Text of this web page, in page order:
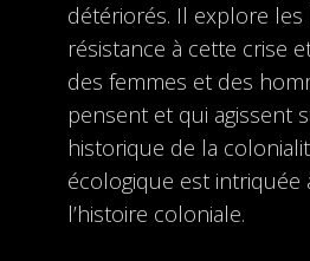
détériorés. Il explore les
résistance à cette crise
des femmes et des
pensent et qui agissent
historique de la
écologique est intriquée
l’histoire coloniale.